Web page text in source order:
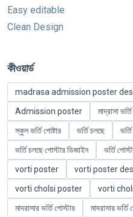
Easy editable
Clean Design
কীওয়ার্ড
madrasa admission poster
Admission poster
মাদ্রাসা
স্কুল ভর্তি পোষ্টার
ভর্তি চলছে
ভর্তি চলছে পোস্টার ডিজাইন
ভর্তি
vorti poster
vorti poster
vorti cholsi poster
vorti
মাদরাসার ভর্তি পোস্টার
মাদরাসার